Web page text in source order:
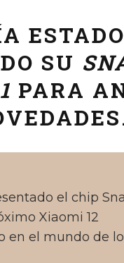
SU
PARA
el chip
Xiaomi 12
en el mundo de